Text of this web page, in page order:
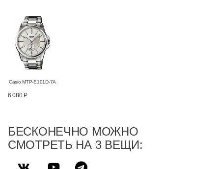
Casio MTP-E101D-7A
6 080 Р
БЕСКОНЕЧНО МОЖНО
СМОТРЕТЬ НА 3 ВЕЩИ: